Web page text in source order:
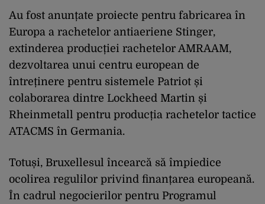
Au fost anunțate proiecte pentru fabricarea în
Europa a rachetelor antiaeriene Stinger,
extinderea producției rachetelor AMRAAM,
dezvoltarea unui centru european de
întreținere pentru sistemele Patriot și
colaborarea dintre Lockheed Martin și
Rheinmetall pentru producția rachetelor tactice
ATACMS în Germania.
Totuși, Bruxellesul încearcă să împiedice
ocolirea regulilor privind finanțarea europeană.
În cadrul negocierilor pentru Programul